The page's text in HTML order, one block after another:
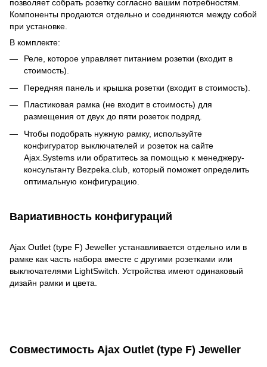
позволяет собрать розетку согласно вашим потребностям.
Компоненты продаются отдельно и соединяются между собой
при установке.
В комплекте:
Реле, которое управляет питанием розетки (входит в
стоимость).
Передняя панель и крышка розетки (входит в стоимость).
Пластиковая рамка (не входит в стоимость) для
размещения от двух до пяти розеток подряд.
Чтобы подобрать нужную рамку, используйте
конфигуратор выключателей и розеток на сайте
Ajax.Systems или обратитесь за помощью к менеджеру-
консультанту Bezpeka.club, который поможет определить
оптимальную конфигурацию.
Вариативность конфигураций
Ajax Outlet (type F) Jeweller устанавливается отдельно или в
рамке как часть набора вместе с другими розетками или
выключателями LightSwitch. Устройства имеют одинаковый
дизайн рамки и цвета.
Совместимость Ajax Outlet (type F) Jeweller